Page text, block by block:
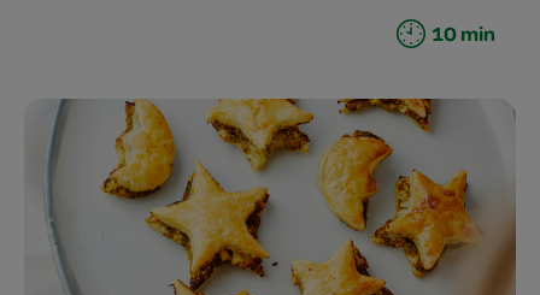
10 min